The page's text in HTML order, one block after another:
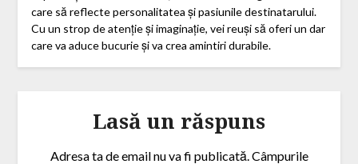
care să reflecte personalitatea și pasiunile destinatarului.
Cu un strop de atenție și imaginație, vei reuși să oferi un dar
care va aduce bucurie și va crea amintiri durabile.
Lasă un răspuns
Adresa ta de email nu va fi publicată. Câmpurile